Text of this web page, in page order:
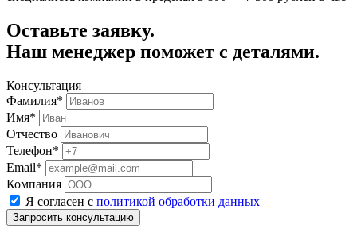
Оставьте заявку.
Наш менеджер поможет с деталями.
Консультация
Фамилия*
Имя*
Отчество
Телефон*
Email*
Компания
Я согласен с политикой обработки данных
Запросить консультацию